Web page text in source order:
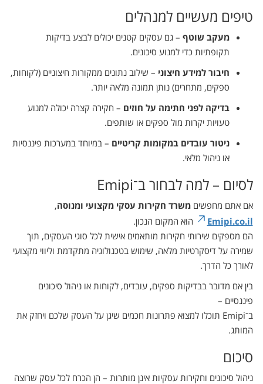
טיפים מעשיים למנהלים
מעקב שוטף – גם עסקים קטנים יכולים לבצע בדיקות
תקופתיות כדי למנוע סיכונים.
חיבור למידע חיצוני – שילוב נתונים ממקורות חיצוניים (לקוחות,
ספקים, מתחרים) נותן תמונה מלאה יותר.
בדיקה לפני חתימה על חוזים – חקירה קצרה יכולה למנוע
טעויות יקרות מול ספקים או שותפים.
ניטור עובדים במקומות קריטיים – במיוחד במערכות פיננסיות
או ניהול מלאי.
לסיום – למה לבחור ב־Emipi
אם אתם מחפשיםמשרד חקירות עסקי מקצועי ומנוסה,
Emipi.co.il
הוא המקום הנכון.
הם מספקים שירותי חקירות מותאמים אישית לכל סוגי העסקים, תוך
שמירה על דיסקרטיות מלאה, שימוש בטכנולוגיה מתקדמת וליווי מקצועי
לאורך כל הדרך.
בין אם מדובר בבדיקות ספקים, עובדים, לקוחות או ניהול סיכונים
פיננסיים –
ב־Emipi תוכלו למצוא פתרונות חכמים שיגן על העסק שלכם ויחזק את
המותג.
סיכום
ניהול סיכונים וחקירות עסקיות אינן מותרות – הן הכרח לכל עסק שרוצה